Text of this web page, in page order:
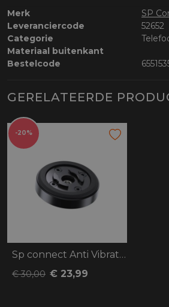
Merk
SP
Leveranciercode
52652
Categorie
Materiaal buitenkant
Bestelcode
GERELATEERDE
-20%
Sp connect Anti Vibration Module SPC+
€ 30,00 € 23,99